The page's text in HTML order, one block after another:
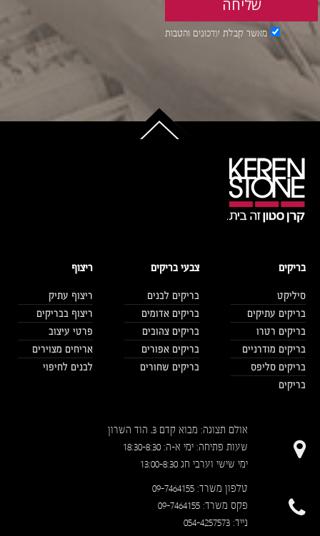
מאשר קבלת עדכונים והטבות
בריקים
סיליקט
בריקים עתיקים
בריקים רטרו
בריקים מודרניים
בריקים סליפס
בריקים
צבעי בריקים
בריקים לבנים
בריקים אדומים
בריקים צהובים
בריקים אפורים
בריקים שחורים
ריצוף
ריצוף עתיק
ריצוף בבריקים
פרטי עיצוב
אריחים מצוירים
לבנים לחיפוי
אולם תצוגה: מבוא קדם 3, הוד השרון
שעות פתיחה: ימי א-ה: 18:30-8:30
ימי שישי וערבי חג 13:00-8:30
טלפון משרד: 09-7464155
פקס משרד: 09-7464155
נייד: 054-4257573